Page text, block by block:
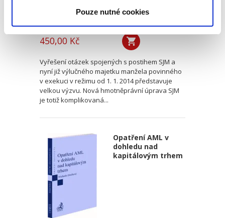
Pouze nutné cookies
450,00 Kč
Vyřešení otázek spojených s postihem SJM a
nyní již výlučného majetku manžela povinného
v exekuci v režimu od 1. 1. 2014 představuje
velkou výzvu. Nová hmotněprávní úprava SJM
je totiž komplikovaná...
Opatření AML v
dohledu nad
kapitálovým trhem